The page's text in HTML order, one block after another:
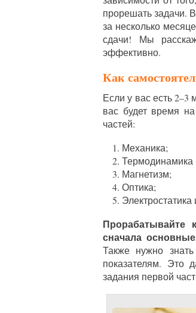
прорешать задачи.
за несколько
сдачи! Мы
эффективно.
Как
Если у вас есть 2–3
вас будет время
частей:
Механика;
Термодинамика
Магнетизм;
Оптика;
сначала
Также нужно
показателям. Это
задания первой